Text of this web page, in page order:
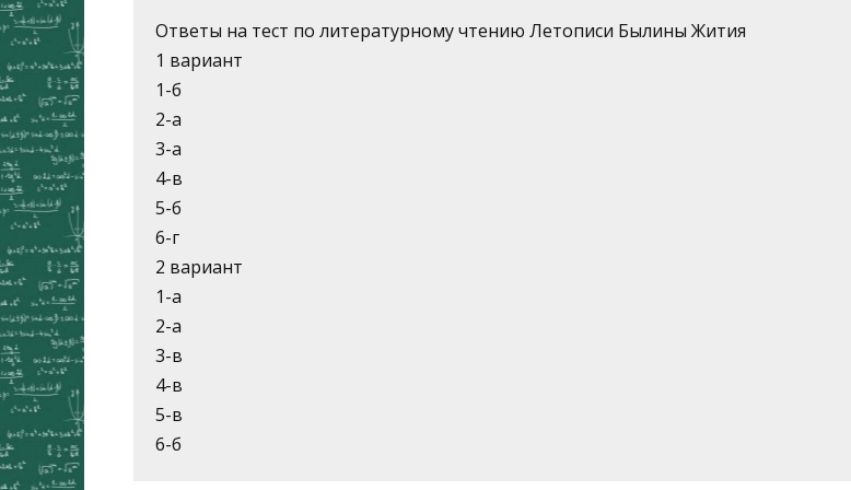
Ответы на тест по литературному чтению Летописи Былины Жития
1 вариант
1-б
2-а
3-а
4-в
5-б
6-г
2 вариант
1-а
2-а
3-в
4-в
5-в
6-б